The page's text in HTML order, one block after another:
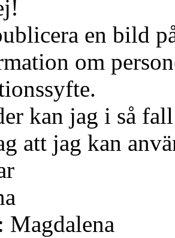
en bild
om
kan jag i så fall
att jag kan
Magdalena